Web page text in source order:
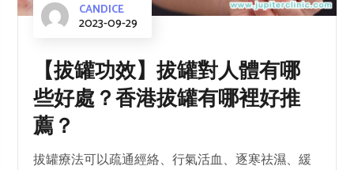
CANDICE
2023-09-29
【拔罐功效】拔罐對人體有哪
些好處？香港拔罐有哪裡好推
薦？
拔罐療法可以疏通經絡、行氣活血、逐寒祛濕、緩